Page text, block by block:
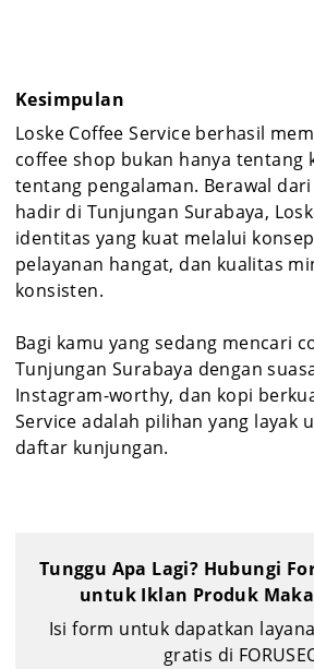
Kesimpulan
Loske Coffee Service berhasil
coffee shop bukan hanya tentang
tentang pengalaman. Berawal
hadir di Tunjungan Surabaya,
identitas yang kuat melalui
pelayanan hangat, dan kualitas
konsisten.
Bagi kamu yang sedang mencari
Tunjungan Surabaya dengan
Instagram-worthy, dan kopi
Service adalah pilihan yang layak
daftar kunjungan.
Tunggu Apa Lagi? Hubungi
untuk Iklan Produk
Isi form untuk dapatkan
gratis di